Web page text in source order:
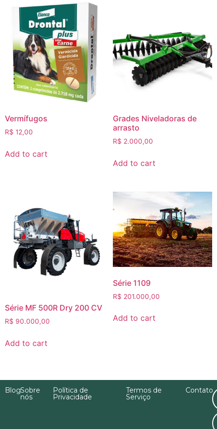
Vermífugos
R$ 12,00
Add to cart
Grades​ Niveladoras de
arrasto
R$ 2.000,00
Add to cart
Série MF 500R Dry 200 CV
R$ 90.000,00
Add to cart
Série 1109
R$ 201.000,00
Add to cart
BlogSobre
nós
Política de
Privacidade
Termos de
Serviço
Contato